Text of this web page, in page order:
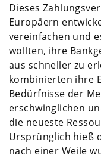
Dieses
Europäern
vereinfachen und
wollten, ihre
aus schneller zu
kombinierten ihre
Bedürfnisse der
erschwinglichen
die neueste
Ursprünglich hieß
nach einer Weile